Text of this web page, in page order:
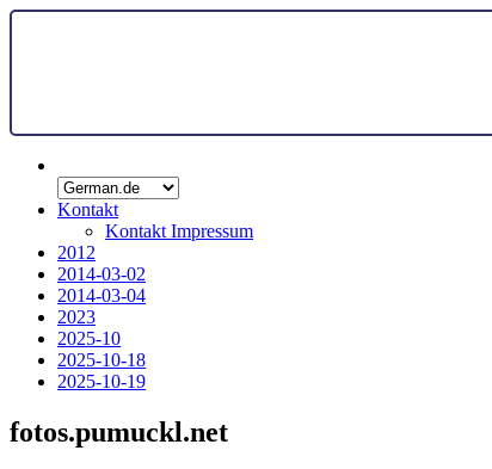
Kontakt
Kontakt Impressum
2012
2014-03-02
2014-03-04
2023
2025-10
2025-10-18
2025-10-19
fotos.pumuckl.net